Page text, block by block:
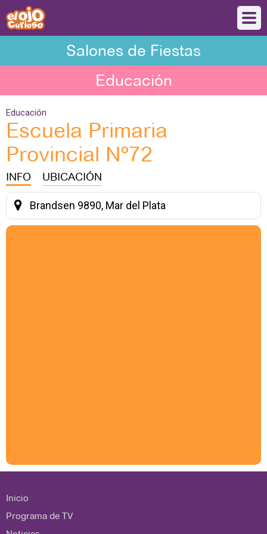
Salones de Fiestas
Educación
Educación
Escuela Primaria
Provincial Nº72
INFO UBICACIÓN
Brandsen 9890, Mar del Plata
Inicio
Programa de TV